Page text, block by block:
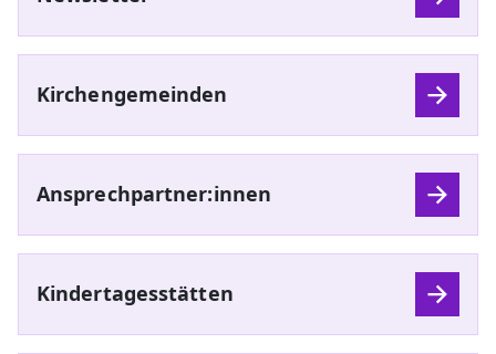
Kirchengemeinden
Ansprechpartner:innen
Kindertagesstätten